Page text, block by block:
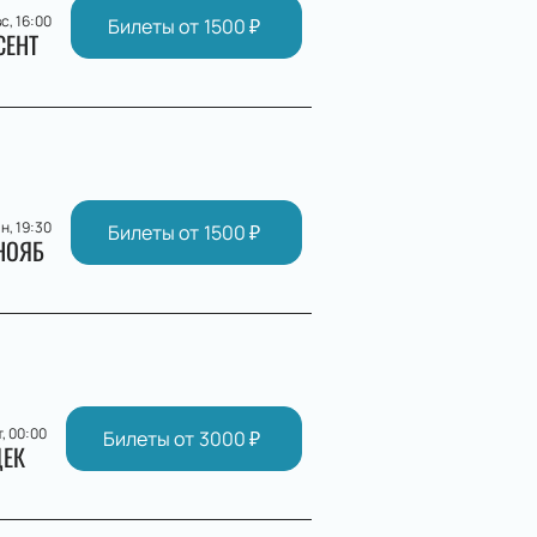
16:00 Билеты от 1500₽
19:30 Билеты от 1500₽
00:00 Билеты от 3000₽